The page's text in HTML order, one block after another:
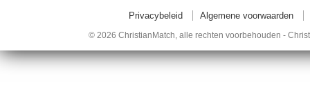
Privacybeleid Algemene voorwaarden
© 2026 ChristianMatch, alle rechten voorbehouden -